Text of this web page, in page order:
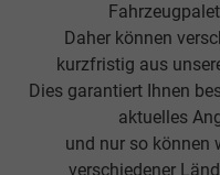
Daher können
kurzfristig aus
Dies garantiert Ihnen
aktuelles
und nur so können
verschiedener